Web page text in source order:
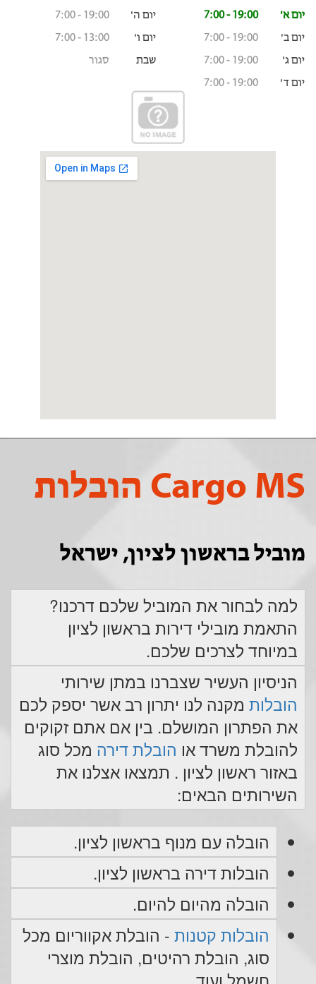
‫יום א'
7:00 - 19:00
‫יום ב'
7:00 - 19:00
‫יום ג'
7:00 - 19:00
‫יום ד'
7:00 - 19:00
‫יום ה'
7:00 - 19:00
‫יום ו'
7:00 - 13:00
‫שבת
סגור
Cargo MS הובלות
מוביל בראשון לציון, ישראל
למה לבחור את המוביל שלכם דרכנו?
התאמת מובילי דירות בראשון לציון
במיוחד לצרכים שלכם.
הניסיון העשיר שצברנו במתן שירותי
הובלות מקנה לנו יתרון רב אשר יספק לכם
את הפתרון המושלם. בין אם אתם זקוקים
להובלת משרד או הובלת דירה מכל סוג
באזור ראשון לציון . תמצאו אצלנו את
השירותים הבאים:
הובלה עם מנוף בראשון לציון.
הובלות דירה בראשון לציון.
הובלה מהיום להיום.
הובלות קטנות - הובלת אקווריום מכל
סוג, הובלת רהיטים, הובלת מוצרי